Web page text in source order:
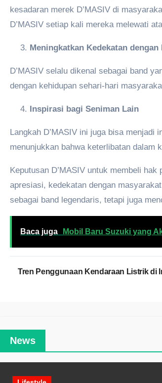
kesadaran merek D’MASIV di
D’MASIV setiap kali mereka melewati
Meningkatkan Kedekatan dengan
D’MASIV selalu dikenal sebagai band
dengan kehidupan sehari-hari
Inspirasi bagi Seniman Lain
Langkah D’MASIV ini juga bisa
menunjukkan bahwa keterlibatan dalam
Keputusan D’MASIV untuk membeli
apresiasi, kedekatan dengan
sebagai band legendaris, tetapi juga
Baca juga Mobil Baru Suzuki yang
Navigasi
Tren Penggunaan Kendaraan Listrik di
News